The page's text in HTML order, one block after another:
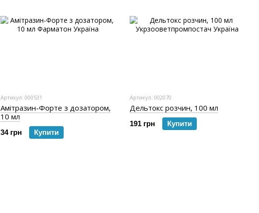
Артикул: 000531
Амітразин-Форте з дозатором,
10 мл
34 грн Купити
Артикул: 002070
Дельтокс розчин, 100 мл
191 грн Купити